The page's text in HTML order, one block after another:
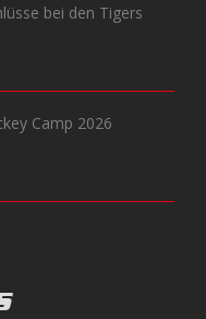
bei den Tigers
Camp 2026